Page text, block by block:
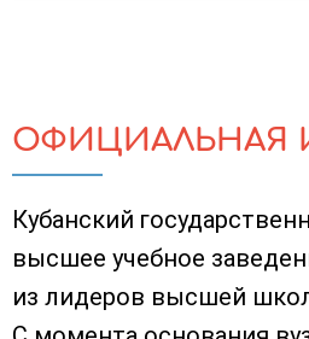
ОФИЦИАЛЬНАЯ
Кубанский
высшее учебное
из лидеров высшей